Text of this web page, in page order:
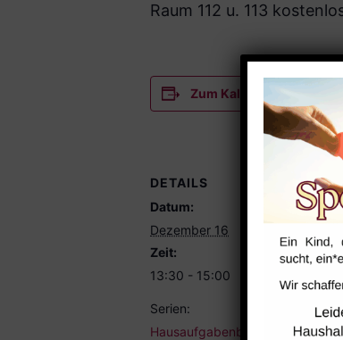
Raum 112 u. 113
Zum Kalender hinzufügen
DETAILS
Datum:
Dezember 16
Zeit:
13:30 - 15:00
Serien:
Hausaufgabenbetreuung